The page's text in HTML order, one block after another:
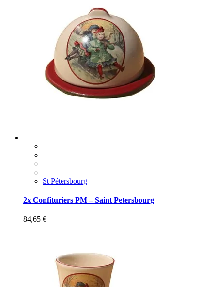
St Pétersbourg
2x Confituriers PM – Saint Petersbourg
84,65 €